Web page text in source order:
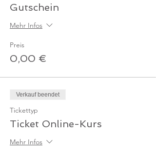
Gutschein
Mehr Infos
Preis
0,00 €
Verkauf beendet
Tickettyp
Ticket Online-Kurs
Mehr Infos